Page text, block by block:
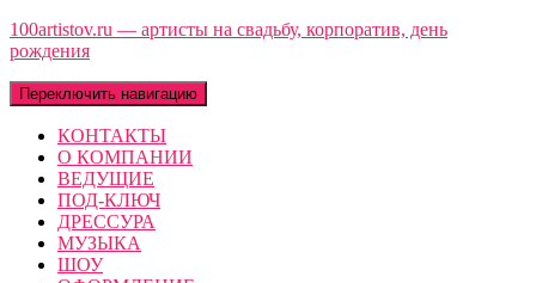
100artistov.ru — артисты на свадьбу, корпоратив, день
рождения
Переключить навигацию
КОНТАКТЫ
О КОМПАНИИ
ВЕДУЩИЕ
ПОД-КЛЮЧ
ДРЕССУРА
МУЗЫКА
ШОУ